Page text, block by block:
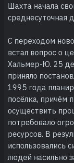
Шахта начала
среднесуточная
С переходом
встал вопрос о
Хальмер-Ю. 25
приняло
1995 года
посёлка, причём
осуществить
потребовало
ресурсов. В
использовались
людей насильно